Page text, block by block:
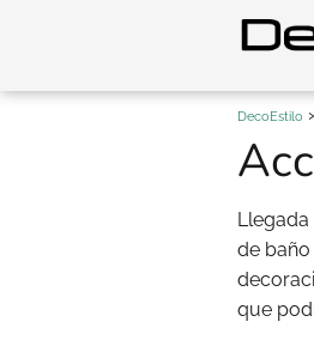
DecoEstilo
de
que